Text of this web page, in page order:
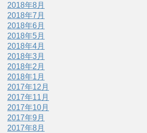
2018年8月
2018年7月
2018年6月
2018年5月
2018年4月
2018年3月
2018年2月
2018年1月
2017年12月
2017年11月
2017年10月
2017年9月
2017年8月